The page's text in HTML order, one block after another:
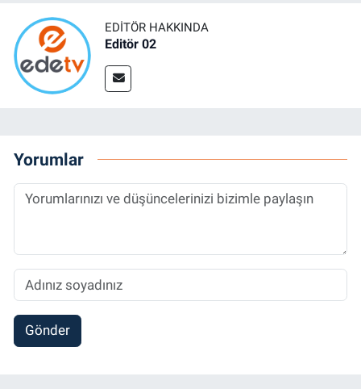
EDITÖR HAKKINDA
Editör 02
Yorumlar
Gönder